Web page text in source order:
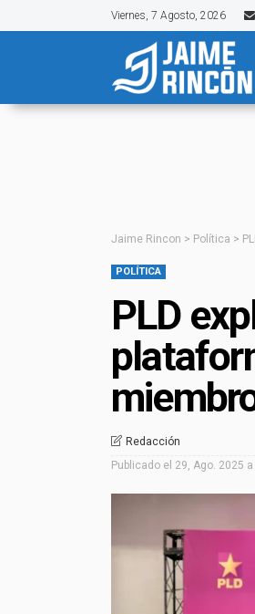
Viernes, 7 Agosto, 2026
Jaime Rincon > Política >
POLÍTICA
PLD
Redacción
Publicado el 29, Ago. 2025